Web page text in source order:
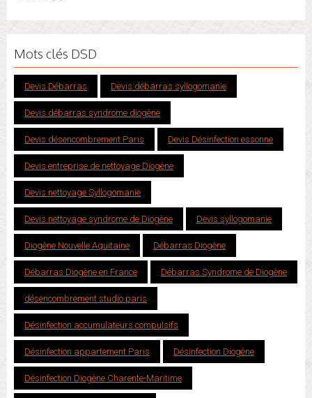
Mots clés DSD
Devis Débarras Devis débarras syllogomanie
Devis débarras syndrome diogène
Devis désencombrement Paris Devis Désinfection essonne
Devis entreprise de nettoyage Diogène
Devis nettoyage Syllogomanie
Devis nettoyage syndrome de Diogène Devis syllogomanie
Diogène Nouvelle Aquitaine Débarras Diogène
Débarras Diogène en France Débarras Syndrome de Diogène
désencombrement studio paris
Désinfection accumulateurs compulsifs
Désinfection appartement Paris Désinfection Diogène
Désinfection Diogène Charente-Maritime